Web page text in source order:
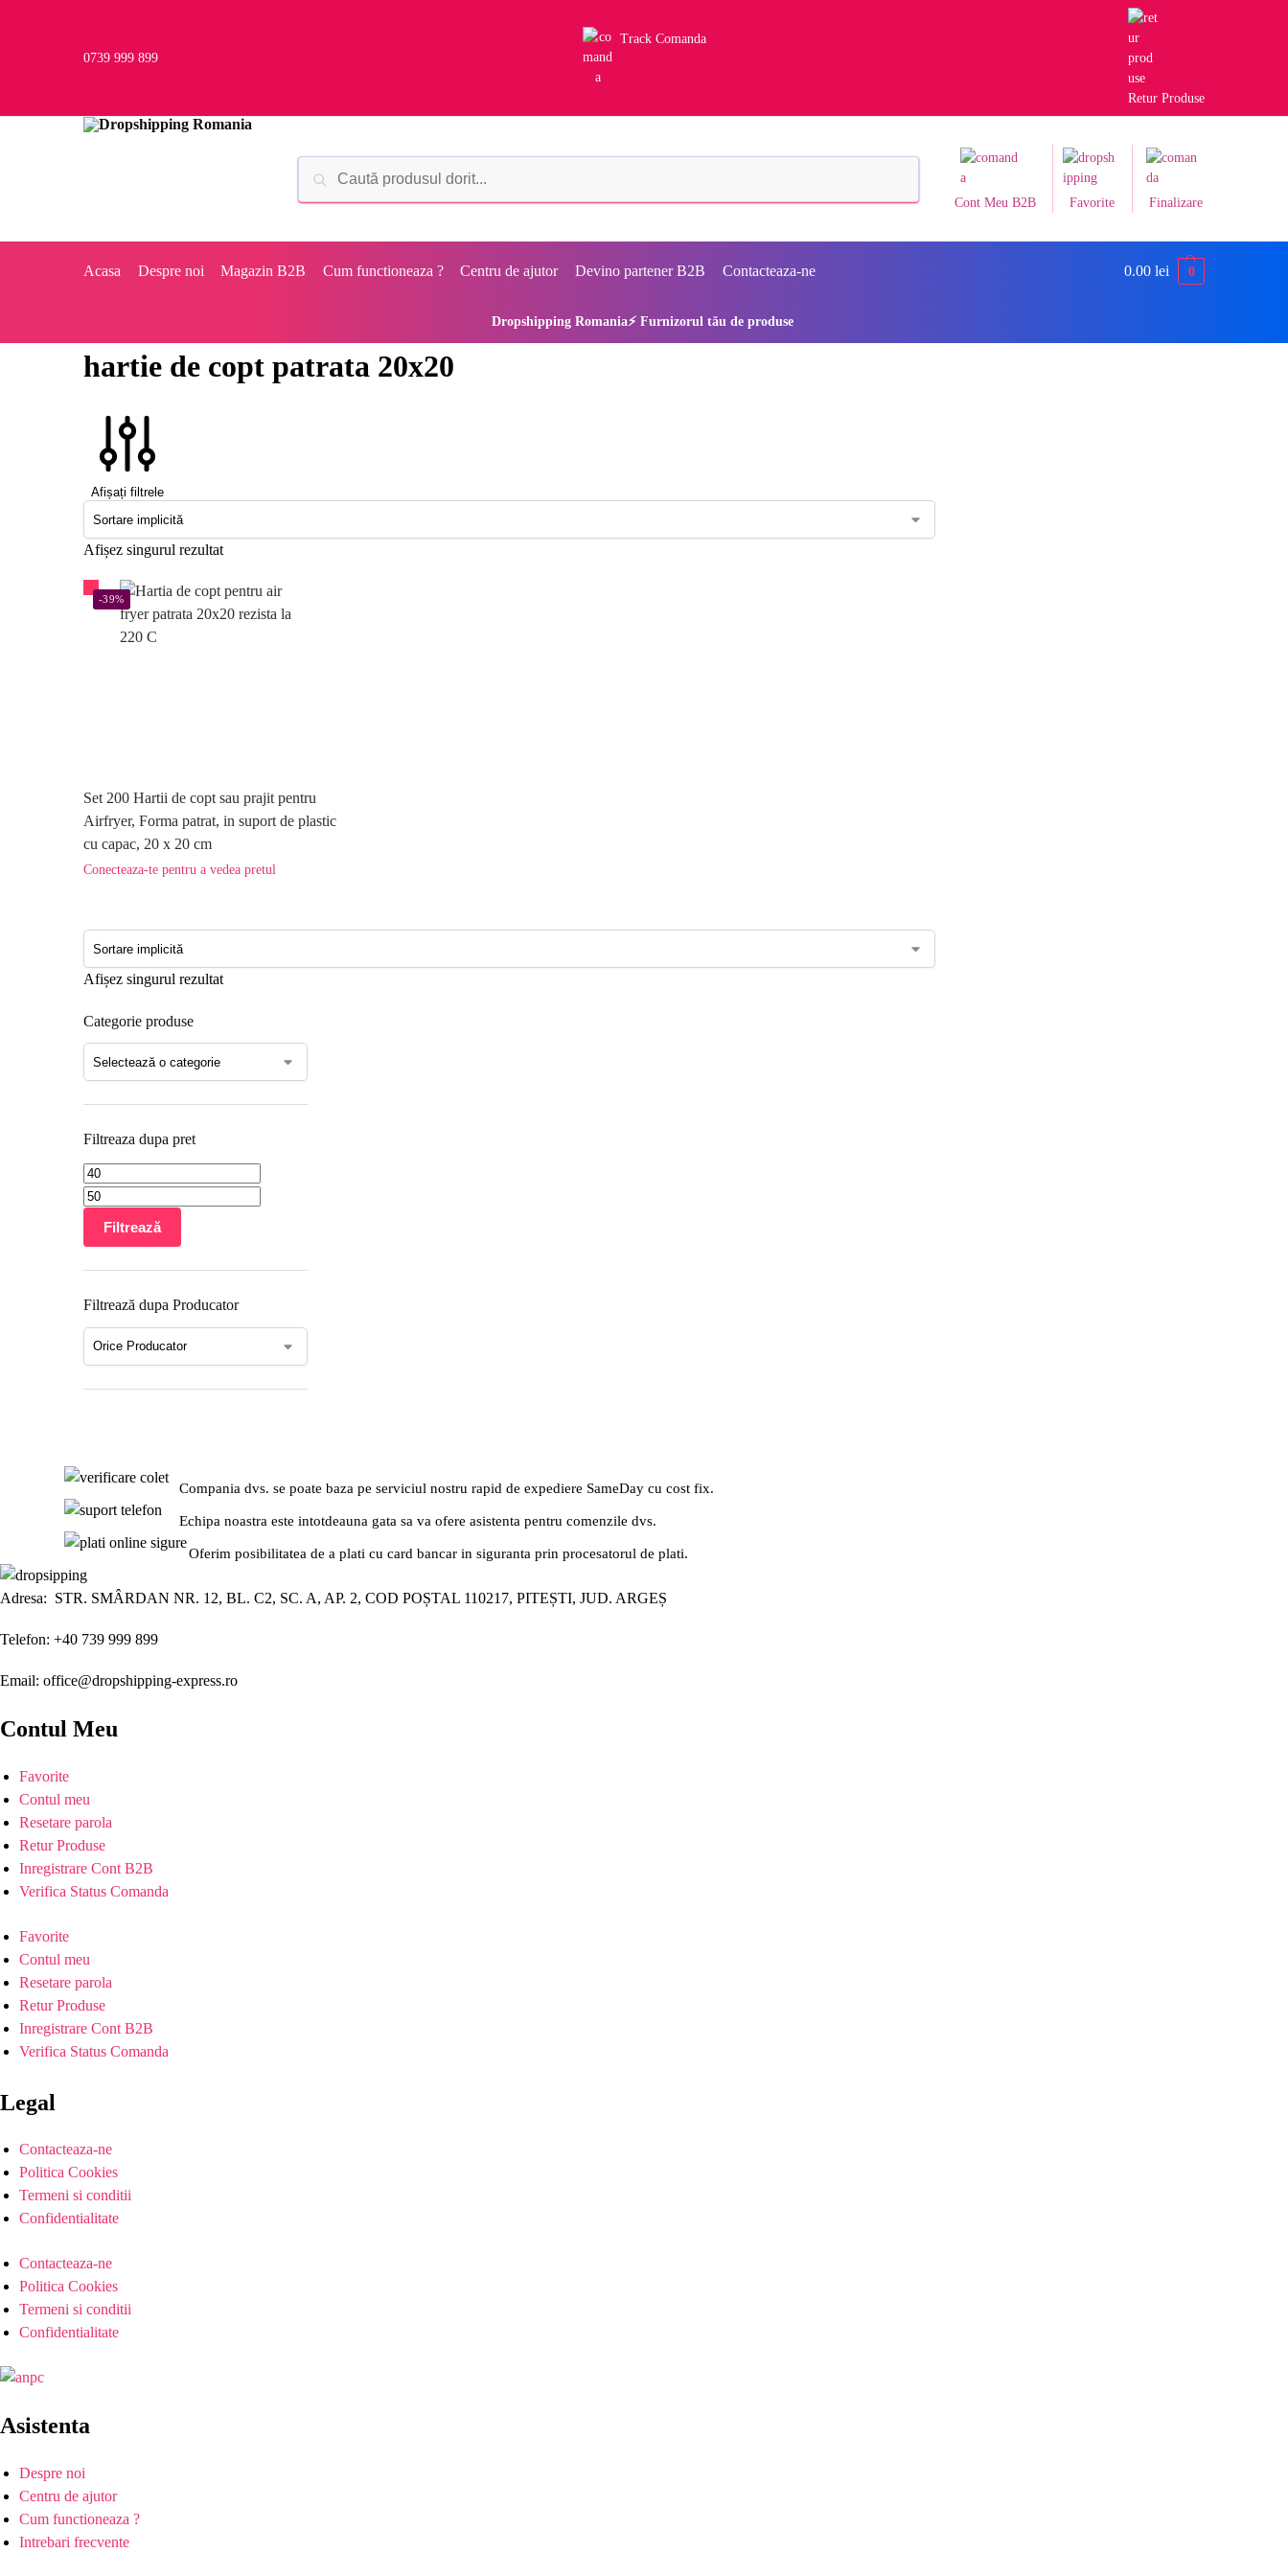
0739 999 899
Track Comanda
Retur Produse
Cont Meu B2B Favorite Finalizare
Acasa Despre noi Magazin B2B Cum functioneaza ? Centru de ajutor Devino partener B2B Contacteaza-ne 0.00 lei 0
Dropshipping Romania⚡ Furnizorul tău de produse
hartie de copt patrata 20x20
Afișați filtrele
Afișez singurul rezultat
-39%
Set 200 Hartii de copt sau prajit pentru
Airfryer, Forma patrat, in suport de plastic
cu capac, 20 x 20 cm
Conecteaza-te pentru a vedea pretul
Afișez singurul rezultat
Categorie produse
Filtreaza dupa pret
Filtrează
Filtrează dupa Producator
Compania dvs. se poate baza pe serviciul nostru rapid de expediere SameDay cu cost fix.
Echipa noastra este intotdeauna gata sa va ofere asistenta pentru comenzile dvs.
Oferim posibilitatea de a plati cu card bancar in siguranta prin procesatorul de plati.
Adresa: STR. SMÂRDAN NR. 12, BL. C2, SC. A, AP. 2, COD POȘTAL 110217, PITEȘTI, JUD. ARGEȘ
Telefon: +40 739 999 899
Email: office@dropshipping-express.ro
Contul Meu
Favorite
Contul meu
Resetare parola
Retur Produse
Inregistrare Cont B2B
Verifica Status Comanda
Favorite
Contul meu
Resetare parola
Retur Produse
Inregistrare Cont B2B
Verifica Status Comanda
Legal
Contacteaza-ne
Politica Cookies
Termeni si conditii
Confidentialitate
Contacteaza-ne
Politica Cookies
Termeni si conditii
Confidentialitate
Asistenta
Despre noi
Centru de ajutor
Cum functioneaza ?
Intrebari frecvente